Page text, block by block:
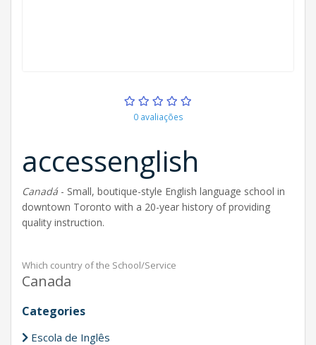
0 avaliações
accessenglish
Canadá- Small, boutique-style English language school in
downtown Toronto with a 20-year history of providing
quality instruction.
Which country of the School/Service
Canada
Categories
Escola de Inglês